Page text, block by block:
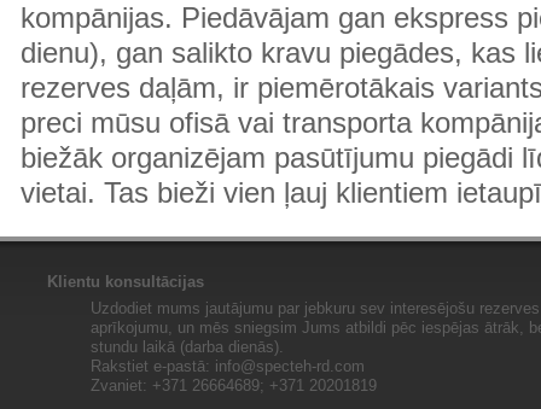
kompānijas. Piedāvājam gan ekspress
dienu), gan salikto kravu piegādes, kas
rezerves daļām, ir piemērotākais
preci mūsu ofisā vai transporta
biežāk organizējam pasūtījumu piegādi
vietai. Tas bieži vien ļauj klientiem
Klientu konsultācijas
Uzdodiet mums jautājumu par jebkuru sev interesējošu
aprīkojumu, un mēs sniegsim Jums atbildi pēc iespējas ātrāk,
stundu laikā (darba dienās).
Rakstiet e-pastā: info@specteh-rd.com
Zvaniet: +371 26664689; +371 20201819